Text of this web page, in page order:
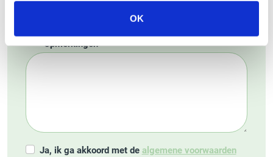
OK
Opmerkingen
Ja, ik ga akkoord met de algemene voorwaarden